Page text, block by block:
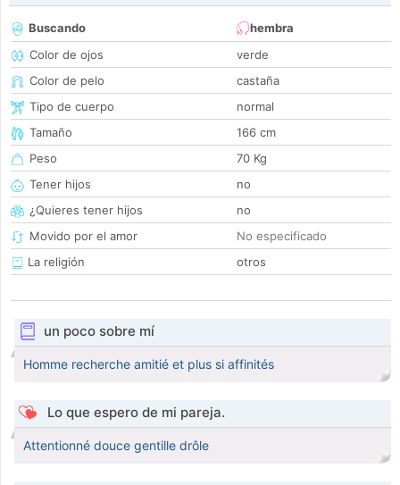
Buscando
hembra
Color de ojos
verde
Color de pelo
castaña
Tipo de cuerpo
normal
Tamaño
166 cm
Peso
70 Kg
Tener hijos
no
¿Quieres tener hijos
no
Movido por el amor
No especificado
La religión
otros
un poco sobre mí
Homme recherche amitié et plus si affinités
Lo que espero de mi pareja.
Attentionné douce gentille drôle